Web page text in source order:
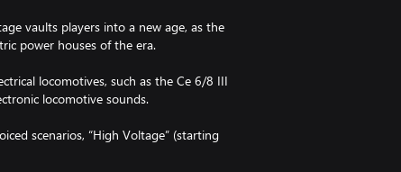
vaults players into a new age, as the
power houses of the era.
locomotives, such as the Ce 6/8 III
locomotive sounds.
scenarios, “High Voltage” (starting